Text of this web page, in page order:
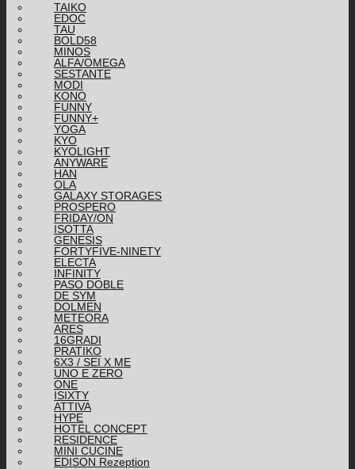
TAIKO
EDOC
TAU
BOLD58
MINOS
ALFA/OMEGA
SESTANTE
MODI
KONO
FUNNY
FUNNY+
YOGA
KYO
KYOLIGHT
ANYWARE
HAN
OLA
GALAXY STORAGES
PROSPERO
FRIDAY/ON
ISOTTA
GENESIS
FORTYFIVE-NINETY
ELECTA
INFINITY
PASO DOBLE
DE SYM
DOLMEN
METEORA
ARES
16GRADI
PRATIKO
6X3 / SEI X ME
UNO E ZERO
ONE
ISIXTY
ATTIVA
HYPE
HOTEL CONCEPT
RESIDENCE
MINI CUCINE
EDISON Rezeption